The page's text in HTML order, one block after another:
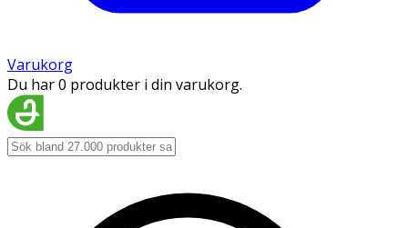
Varukorg
Du har 0 produkter i din varukorg.